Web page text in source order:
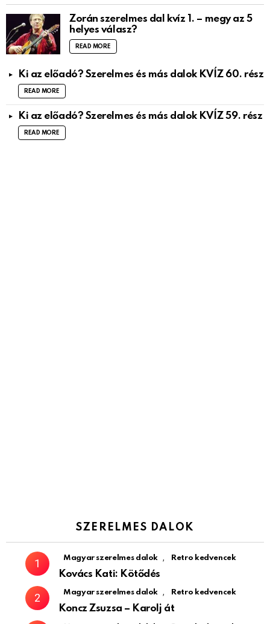
Zorán szerelmes dal kvíz 1. – megy az 5
helyes válasz?
READ MORE
Ki az előadó? Szerelmes és más dalok KVÍZ 60. rész
READ MORE
Ki az előadó? Szerelmes és más dalok KVÍZ 59. rész
READ MORE
SZERELMES DALOK
Magyar szerelmes dalok , Retro kedvencek
Kovács Kati: Kötődés
Magyar szerelmes dalok , Retro kedvencek
Koncz Zsuzsa – Karolj át